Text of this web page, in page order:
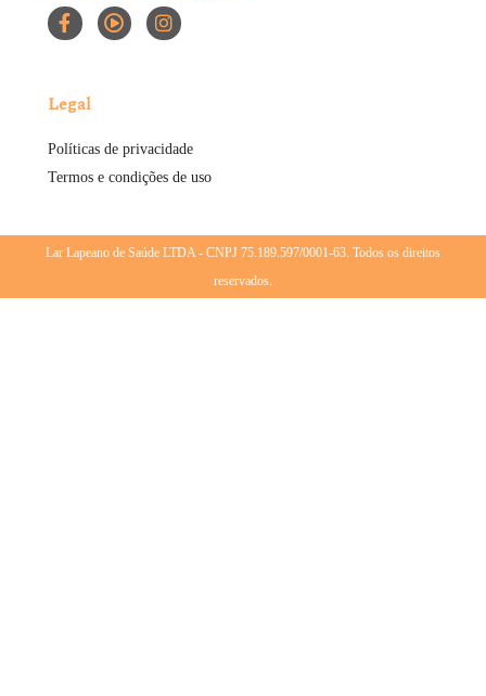
Legal
Políticas de privacidade
Termos e condições de uso
Lar Lapeano de Saúde LTDA - CNPJ 75.189.597/0001-63. Todos os direitos
reservados.